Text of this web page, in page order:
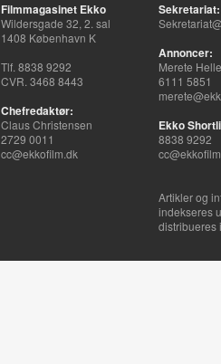
Filmmagasinet Ekko
Wildersgade 32, 2. sal
1408 København K
Tlf. 8838 9292
CVR. 3468 8443
Chefredaktør:
Claus Christensen
2729 0011
cc@ekkofilm.dk
Sekretariat:
Annoncer:
Merete
6111 5851
Ekko
8838 9292
Artikler og
indekseres
distribueres